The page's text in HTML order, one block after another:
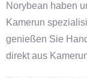
Norybean haben
Kamerun
genießen Sie
direkt aus